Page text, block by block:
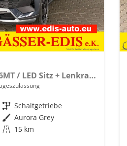
Comfort Plus 1.0 T-GDI 6MT / LED Sitz + Lenkradheizung Navi Tempomat Alu 16"
Getriebe Schaltgetriebe
Außenfarbe Aurora Grey
Kilometerstand 15 km